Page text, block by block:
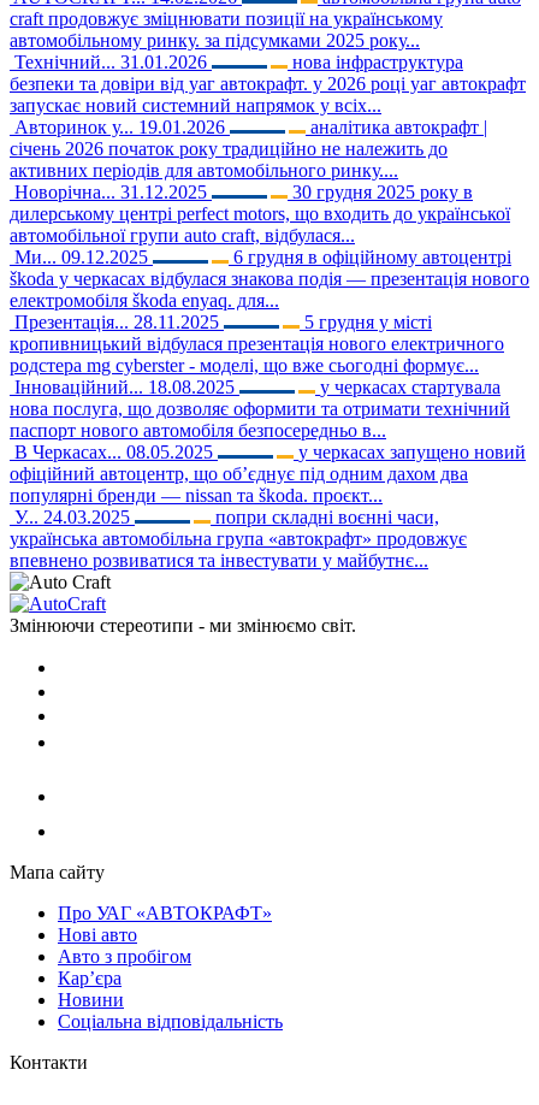
craft продовжує зміцнювати позиції на українському
автомобільному ринку. за підсумками 2025 року...
Технічний... 31.01.2026
нова інфраструктура
безпеки та довіри від уаг автокрафт. у 2026 році уаг автокрафт
запускає новий системний напрямок у всіх...
Авторинок у... 19.01.2026
аналітика автокрафт |
січень 2026 початок року традиційно не належить до
активних періодів для автомобільного ринку....
Новорічна... 31.12.2025
30 грудня 2025 року в
дилерському центрі perfect motors, що входить до української
автомобільної групи auto craft, відбулася...
Ми... 09.12.2025
6 грудня в офіційному автоцентрі
škoda у черкасах відбулася знакова подія — презентація нового
електромобіля škoda enyaq. для...
Презентація... 28.11.2025
5 грудня у місті
кропивницький відбулася презентація нового електричного
родстера mg cyberster - моделі, що вже сьогодні формує...
Інноваційний... 18.08.2025
у черкасах стартувала
нова послуга, що дозволяє оформити та отримати технічний
паспорт нового автомобіля безпосередньо в...
В Черкасах... 08.05.2025
у черкасах запущено новий
офіційний автоцентр, що об’єднує під одним дахом два
популярні бренди — nissan та škoda. проєкт...
У... 24.03.2025
попри складні воєнні часи,
українська автомобільна група «автокрафт» продовжує
впевнено розвиватися та інвестувати у майбутнє...
Змінюючи стереотипи - ми змінюємо світ.
Мапа сайту
Про УАГ «АВТОКРАФТ»
Нові авто
Авто з пробігом
Кар’єра
Новини
Соціальна відповідальність
Контакти